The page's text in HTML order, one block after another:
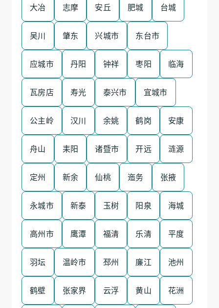
大冶 志摩 安丘 肥城 台城
吴川 肇东 兴城市 东台市
应城市 丹阳 钟祥 枣阳 临海
瓦房店 寿光 泰兴市 宜城市
公主岭 汉川 余姚 鹤岗 安康
舟山 耒阳 诸暨市 开远 涟源
定州 新余 仙桃 迤务 张掖
永城市 新泰 玉树 阳泉 海城
高州市 鹰潭 福清 乐清 平度
羽坛 温岭市 邳州 廉江 池州
鹤壁 张家界 云浮 黄山 花洲